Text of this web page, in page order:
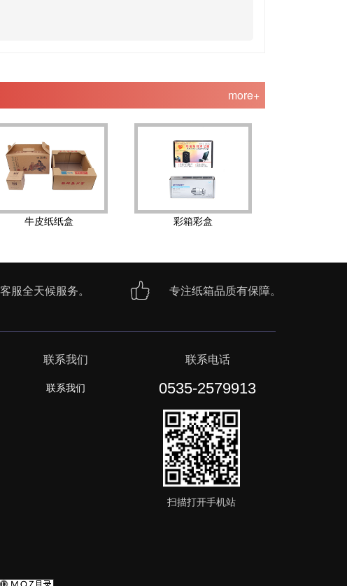
more+
牛皮纸纸盒 彩箱彩盒
服全天候服务。 专注纸箱品质有保障。
联系我们
联系我们
联系电话
0535-2579913
扫描打开手机站